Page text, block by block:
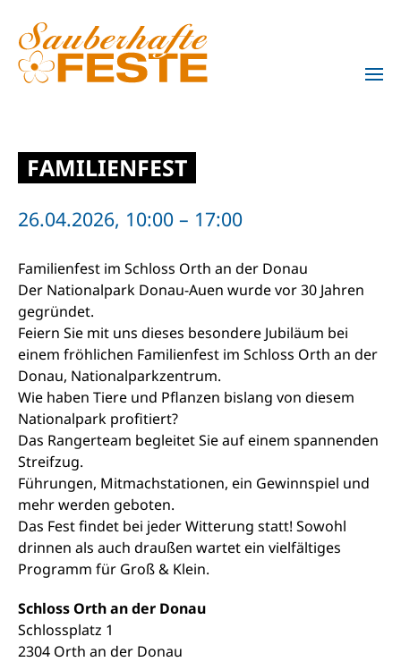
Zum Hauptinhalt springen
FAMILIENFEST
26.04.2026, 10:00 – 17:00
Familienfest im Schloss Orth an der Donau
Der Nationalpark Donau-Auen wurde vor 30 Jahren
gegründet.
Feiern Sie mit uns dieses besondere Jubiläum bei
einem fröhlichen Familienfest im Schloss Orth an der
Donau, Nationalparkzentrum.
Wie haben Tiere und Pflanzen bislang von diesem
Nationalpark profitiert?
Das Rangerteam begleitet Sie auf einem spannenden
Streifzug.
Führungen, Mitmachstationen, ein Gewinnspiel und
mehr werden geboten.
Das Fest findet bei jeder Witterung statt! Sowohl
drinnen als auch draußen wartet ein vielfältiges
Programm für Groß & Klein.
Schloss Orth an der Donau
Schlossplatz 1
2304 Orth an der Donau